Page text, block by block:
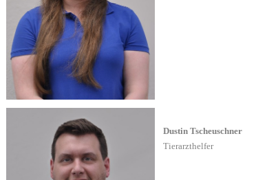
Dustin Tscheuschner
Tierarzthelfer